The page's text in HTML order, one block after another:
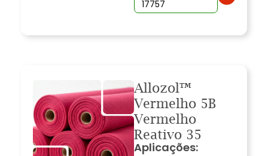
17757
Allozol™
Vermelho 5B
Vermelho
Reativo 35
Aplicações: